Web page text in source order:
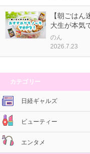
【朝ごは
大生が本気
のん
2026.7.23
カテゴリー
日経ギャルズ
ビューティー
エンタメ